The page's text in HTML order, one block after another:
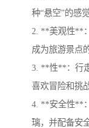
种“悬空”的感觉
2. **美观性**
成为旅游景点
3. **性**：行
喜欢冒险和挑
4. **安全性**
璃，并配备安